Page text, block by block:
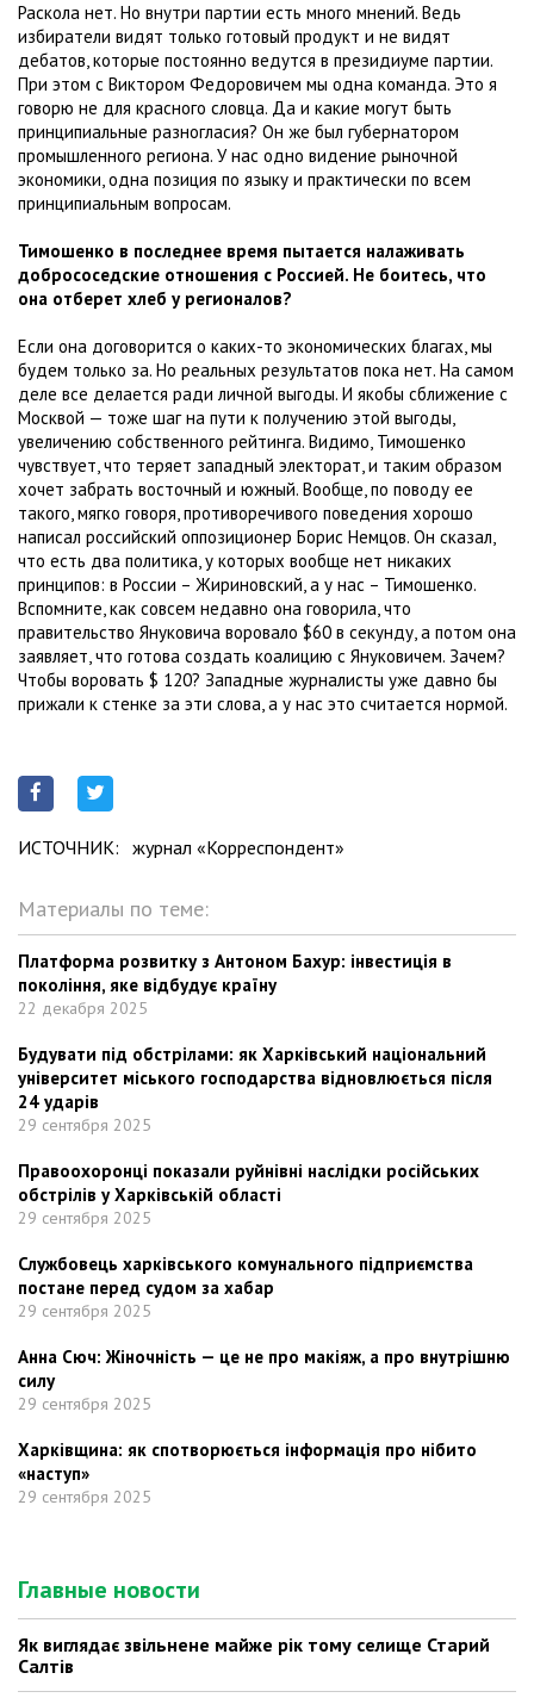
Раскола нет. Но внутри партии есть много мнений. Ведь
избиратели видят только готовый продукт и не видят
дебатов, которые постоянно ведутся в президиуме партии.
При этом с Виктором Федоровичем мы одна команда. Это я
говорю не для красного словца. Да и какие могут быть
принципиальные разногласия? Он же был губернатором
промышленного региона. У нас одно видение рыночной
экономики, одна позиция по языку и практически по всем
принципиальным вопросам.
Тимошенко в последнее время пытается налаживать
добрососедские отношения с Россией. Не боитесь, что
она отберет хлеб у регионалов?
Если она договорится о каких-то экономических благах, мы
будем только за. Но реальных результатов пока нет. На самом
деле все делается ради личной выгоды. И якобы сближение с
Москвой — тоже шаг на пути к получению этой выгоды,
увеличению собственного рейтинга. Видимо, Тимошенко
чувствует, что теряет западный электорат, и таким образом
хочет забрать восточный и южный. Вообще, по поводу ее
такого, мягко говоря, противоречивого поведения хорошо
написал российский оппозиционер Борис Немцов. Он сказал,
что есть два политика, у которых вообще нет никаких
принципов: в России – Жириновский, а у нас – Тимошенко.
Вспомните, как совсем недавно она говорила, что
правительство Януковича воровало $60 в секунду, а потом она
заявляет, что готова создать коалицию с Януковичем. Зачем?
Чтобы воровать $ 120? Западные журналисты уже давно бы
прижали к стенке за эти слова, а у нас это считается нормой.
ИСТОЧНИК: журнал «Корреспондент»
Материалы по теме:
Платформа розвитку з Антоном Бахур: інвестиція в
покоління, яке відбудує країну
22 декабря 2025
Будувати під обстрілами: як Харківський національний
університет міського господарства відновлюється після
24 ударів
29 сентября 2025
Правоохоронці показали руйнівні наслідки російських
обстрілів у Харківській області
29 сентября 2025
Службовець харківського комунального підприємства
постане перед судом за хабар
29 сентября 2025
Анна Сюч: Жіночність — це не про макіяж, а про внутрішню
силу
29 сентября 2025
Харківщина: як спотворюється інформація про нібито
«наступ»
29 сентября 2025
Главные новости
Як виглядає звільнене майже рік тому селище Старий
Салтів